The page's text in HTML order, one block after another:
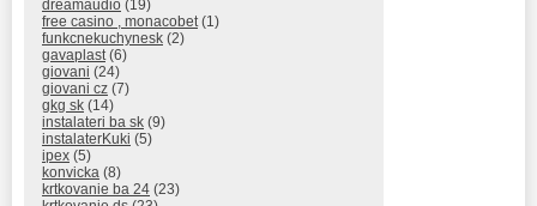
dreamaudio (19)
free casino , monacobet(1)
funkcnekuchynesk (2)
gavaplast(6)
giovani (24)
giovani cz (7)
gkg sk (14)
instalateri ba sk (9)
instalaterKuki (5)
ipex (5)
konvicka (8)
krtkovanie ba 24 (23)